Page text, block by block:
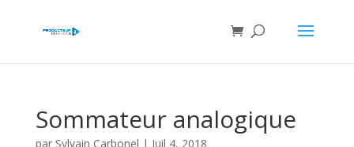
Sommateur analogique
par Sylvain Carbonel | Juil 4, 2018